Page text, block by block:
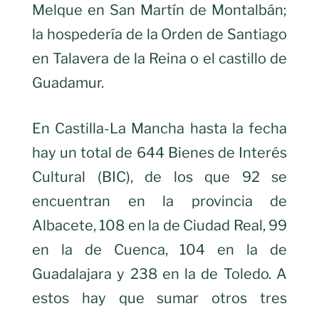
Melque en San Martín de Montalbán;
la hospedería de la Orden de Santiago
en Talavera de la Reina o el castillo de
Guadamur.
En Castilla-La Mancha hasta la fecha
hay un total de 644 Bienes de Interés
Cultural (BIC), de los que 92 se
encuentran en la provincia de
Albacete, 108 en la de Ciudad Real, 99
en la de Cuenca, 104 en la de
Guadalajara y 238 en la de Toledo. A
estos hay que sumar otros tres